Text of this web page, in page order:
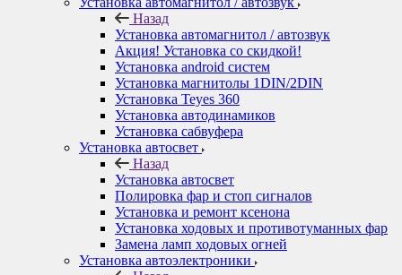
Назад
Установка автомагнитол / автозвук
Акция! Установка со скидкой!
Установка android систем
Установка магнитолы 1DIN/2DIN
Установка Teyes 360
Установка автодинамиков
Установка сабвуфера
Установка автосвет
Назад
Установка автосвет
Полировка фар и стоп сигналов
Установка и ремонт ксенона
Установка ходовых и противотуманных фар
Замена ламп ходовых огней
Установка автоэлектроники